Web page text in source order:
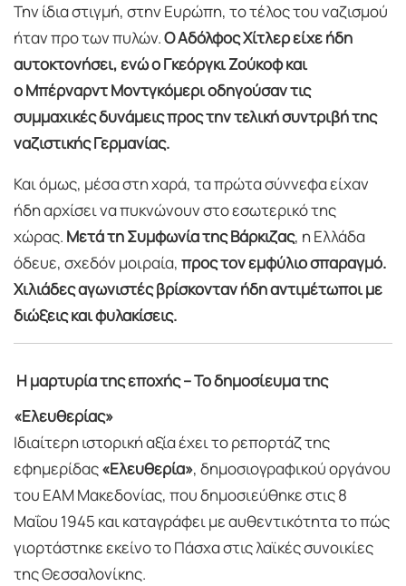
Την ίδια στιγμή, στην Ευρώπη, το τέλος του ναζισμού
ήταν προ των πυλών.ΟΑδόλφος Χίτλερείχε ήδη
αυτοκτονήσει, ενώ οΓκεόργκι Ζούκοφκαι
οΜπέρναρντ Μοντγκόμεριοδηγούσαν τις
συμμαχικές δυνάμεις προς την τελική συντριβή της
ναζιστικής Γερμανίας.
Και όμως, μέσα στη χαρά, τα πρώτα σύννεφα είχαν
ήδη αρχίσει να πυκνώνουν στο εσωτερικό της
χώρας. Μετά τηΣυμφωνία της Βάρκιζας, η Ελλάδα
όδευε, σχεδόν μοιραία, προς τον εμφύλιο σπαραγμό.
Χιλιάδες αγωνιστές βρίσκονταν ήδη αντιμέτωποι με
διώξεις και φυλακίσεις.
Η μαρτυρία της εποχής – Το δημοσίευμα της
«Ελευθερίας»
Ιδιαίτερη ιστορική αξία έχει το ρεπορτάζ της
εφημερίδας«Ελευθερία», δημοσιογραφικού οργάνου
του ΕΑΜ Μακεδονίας, που δημοσιεύθηκε στις 8
Μαΐου 1945 και καταγράφει με αυθεντικότητα το πώς
γιορτάστηκε εκείνο το Πάσχα στις λαϊκές συνοικίες
της Θεσσαλονίκης.